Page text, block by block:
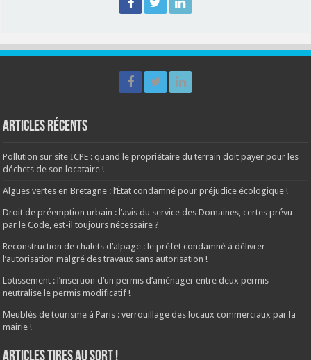
Articles récents
Pollution sur site ICPE : quand le propriétaire du terrain doit payer pour les
déchets de son locataire !
Algues vertes en Bretagne : l’État condamné pour préjudice écologique !
Droit de préemption urbain : l’avis du service des Domaines, certes prévu
par le Code, est-il toujours nécessaire ?
Reconstruction de chalets d’alpage : le préfet condamné à délivrer
l’autorisation malgré des travaux sans autorisation !
Lotissement : l’insertion d’un permis d’aménager entre deux permis
neutralise le permis modificatif !
Meublés de tourisme à Paris : verrouillage des locaux commerciaux par la
mairie !
ARTICLES TIRES AU SORT !